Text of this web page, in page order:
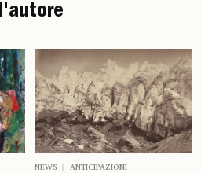
NEWS ANTICIPAZIONI